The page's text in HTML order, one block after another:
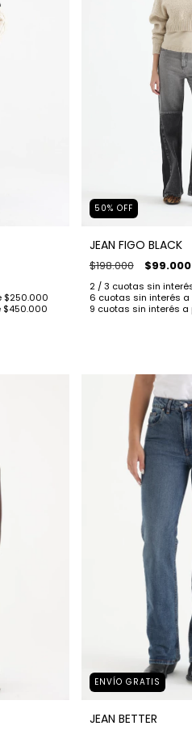
50% OFF
JEAN FIGO BLACK
$198.000 $99.000
ENVÍO GRATIS
JEAN BETTER